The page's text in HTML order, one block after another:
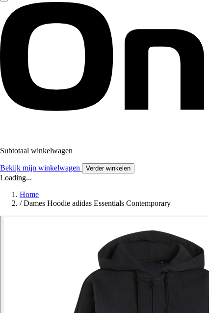
Subtotaal winkelwagen
Bekijk mijn winkelwagen Verder winkelen
Loading...
Home
/ Dames Hoodie adidas Essentials Contemporary